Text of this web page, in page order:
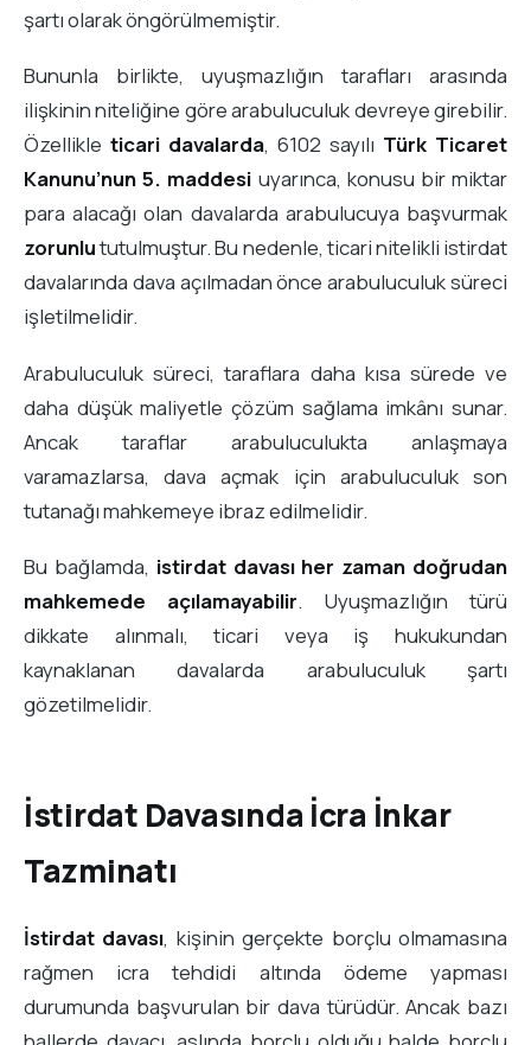
şartı olarak öngörülmemiştir.
Bununla birlikte, uyuşmazlığın tarafları arasında
ilişkinin niteliğine göre arabuluculuk devreye girebilir.
Özellikle ticari davalarda, 6102 sayılı Türk Ticaret
Kanunu’nun 5. maddesi uyarınca, konusu bir miktar
para alacağı olan davalarda arabulucuya başvurmak
zorunlututulmuştur. Bu nedenle, ticari nitelikli istirdat
davalarında dava açılmadan önce arabuluculuk süreci
işletilmelidir.
Arabuluculuk süreci, taraflara daha kısa sürede ve
daha düşük maliyetle çözüm sağlama imkânı sunar.
Ancak taraflar arabuluculukta anlaşmaya
varamazlarsa, dava açmak için arabuluculuk son
tutanağı mahkemeye ibraz edilmelidir.
Bu bağlamda, istirdat davası her zaman doğrudan
mahkemede açılamayabilir. Uyuşmazlığın türü
dikkate alınmalı, ticari veya iş hukukundan
kaynaklanan davalarda arabuluculuk şartı
gözetilmelidir.
İstirdat Davasında İcra İnkar
Tazminatı
İstirdat davası, kişinin gerçekte borçlu olmamasına
rağmen icra tehdidi altında ödeme yapması
durumunda başvurulan bir dava türüdür. Ancak bazı